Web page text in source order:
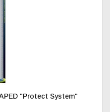
"Protect System"